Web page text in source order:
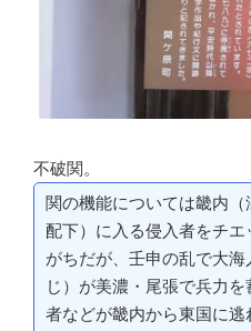
不破関。
関の機能については畿内
配下）に入る侵入者をチエ
がちだが、壬申の乱で大海
じ）が美濃・尾張で兵力
者などが畿内から東国に